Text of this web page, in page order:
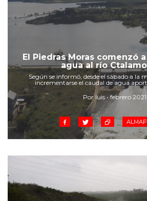
El Piedras Moras comenzó
agua al río
Según se informó, desde el sábado a la
incrementarse el caudal de agua
Por luis • febrero 2021